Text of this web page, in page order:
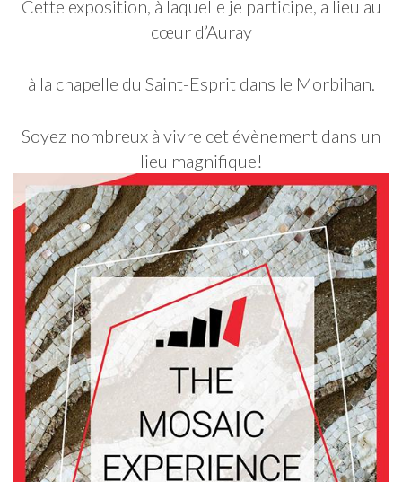
Cette exposition, à laquelle je participe, a lieu au
cœur d’Auray
à la chapelle du Saint-Esprit dans le Morbihan.
Soyez nombreux à vivre cet évènement dans un
lieu magnifique!